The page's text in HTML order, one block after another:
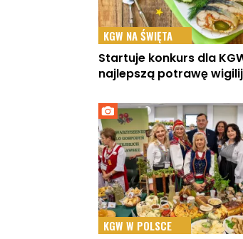
KGW NA ŚWIĘTA
Startuje konkurs dla
najlepszą potrawę
KGW W POLSCE